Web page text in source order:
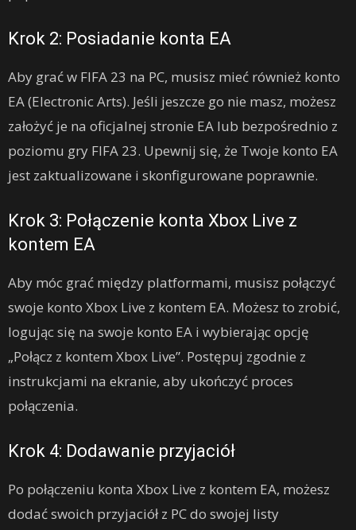
Krok 2: Posiadanie konta EA
Aby grać w FIFA 23 na PC, musisz mieć również konto
EA (Electronic Arts). Jeśli jeszcze go nie masz, możesz
założyć je na oficjalnej stronie EA lub bezpośrednio z
poziomu gry FIFA 23. Upewnij się, że Twoje konto EA
jest zaktualizowane i skonfigurowane poprawnie.
Krok 3: Połączenie konta Xbox Live z
kontem EA
Aby móc grać między platformami, musisz połączyć
swoje konto Xbox Live z kontem EA. Możesz to zrobić,
logując się na swoje konto EA i wybierając opcję
„Połącz z kontem Xbox Live”. Postępuj zgodnie z
instrukcjami na ekranie, aby ukończyć proces
połączenia.
Krok 4: Dodawanie przyjaciół
Po połączeniu konta Xbox Live z kontem EA, możesz
dodać swoich przyjaciół z PC do swojej listy